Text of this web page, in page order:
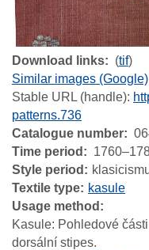
Download links (tif)
Similar images (Google)
Stable URL (handle):
patterns.736
Catalogue number
Time period
Style period
Textile type
kasule
Usage method
Kasule: Pohledové
dorsální stipes.